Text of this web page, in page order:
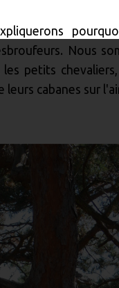
Nous
petits
cabanes sur